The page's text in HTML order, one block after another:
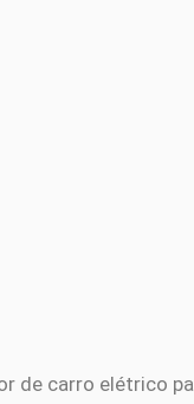
de carro elétrico